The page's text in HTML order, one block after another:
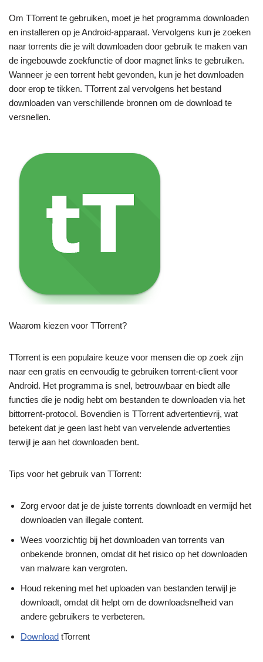
Om TTorrent te gebruiken, moet je het programma downloaden
en installeren op je Android-apparaat. Vervolgens kun je zoeken
naar torrents die je wilt downloaden door gebruik te maken van
de ingebouwde zoekfunctie of door magnet links te gebruiken.
Wanneer je een torrent hebt gevonden, kun je het downloaden
door erop te tikken. TTorrent zal vervolgens het bestand
downloaden van verschillende bronnen om de download te
versnellen.
Waarom kiezen voor TTorrent?
TTorrent is een populaire keuze voor mensen die op zoek zijn
naar een gratis en eenvoudig te gebruiken torrent-client voor
Android. Het programma is snel, betrouwbaar en biedt alle
functies die je nodig hebt om bestanden te downloaden via het
bittorrent-protocol. Bovendien is TTorrent advertentievrij, wat
betekent dat je geen last hebt van vervelende advertenties
terwijl je aan het downloaden bent.
Tips voor het gebruik van TTorrent:
Zorg ervoor dat je de juiste torrents downloadt en vermijd het
downloaden van illegale content.
Wees voorzichtig bij het downloaden van torrents van
onbekende bronnen, omdat dit het risico op het downloaden
van malware kan vergroten.
Houd rekening met het uploaden van bestanden terwijl je
downloadt, omdat dit helpt om de downloadsnelheid van
andere gebruikers te verbeteren.
Download tTorrent